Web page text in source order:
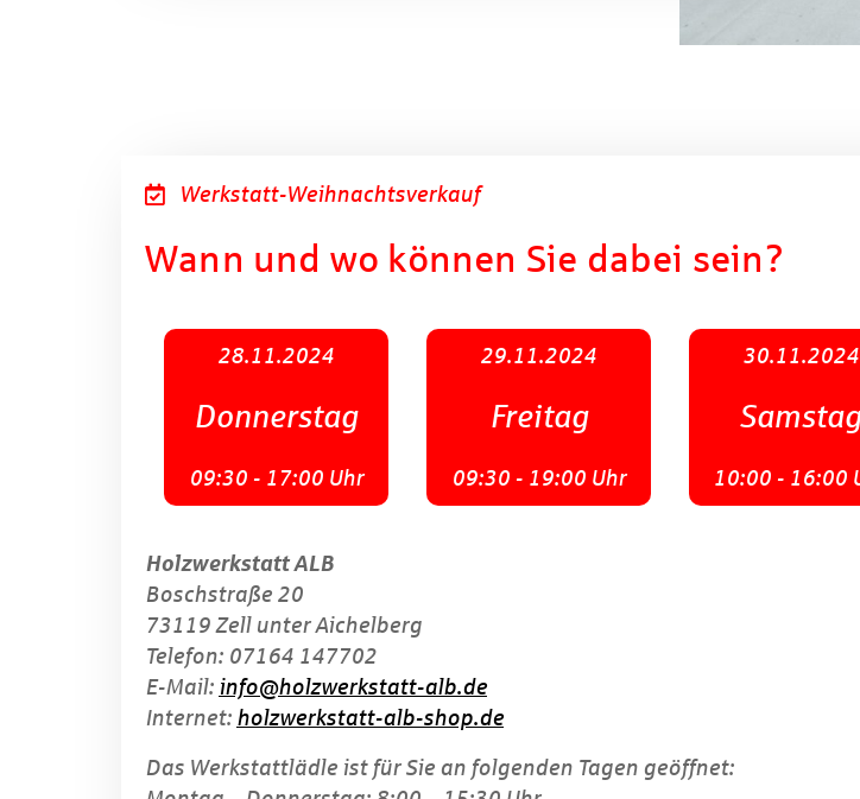
Werkstatt-Weihnachtsverkauf
Wann und wo können Sie dabei sein?
28.11.2024
Donnerstag
09:30 - 17:00 Uhr
29.11.2024
Freitag
09:30 - 19:00 Uhr
30.11.2024
10:00 - 16:00
Holzwerkstatt ALB
Boschstraße 20
73119 Zell unter Aichelberg
Telefon: 07164 147702
E-Mail: info@holzwerkstatt-alb.de
Internet: holzwerkstatt-alb-shop.de
Das Werkstattlädle ist für Sie an folgenden Tagen geöffnet: